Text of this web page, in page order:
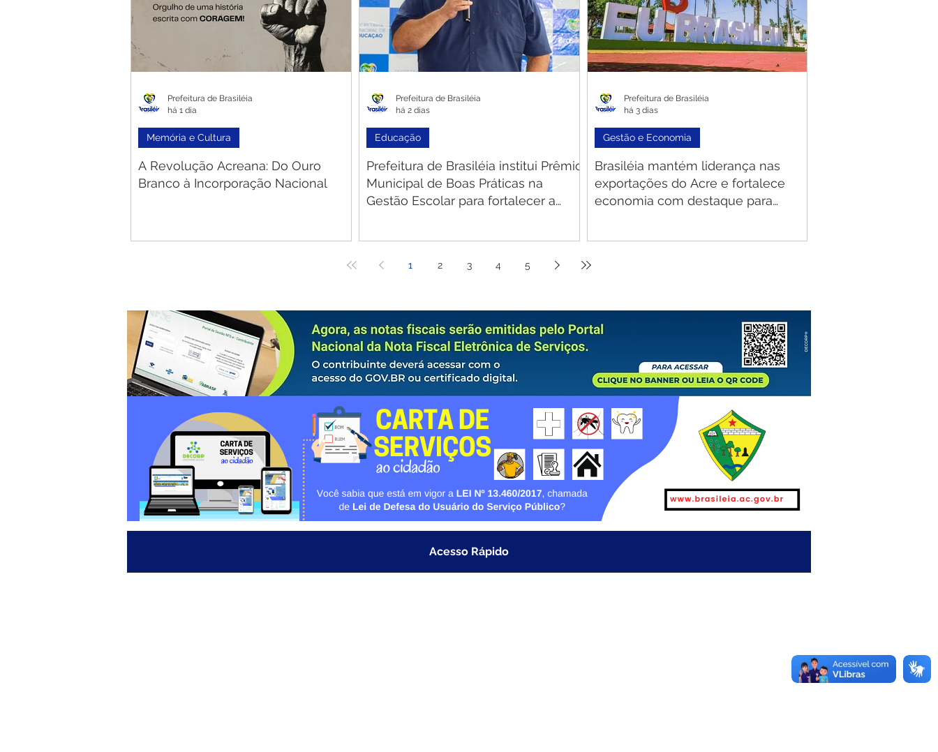
A Revolução Acreana: Do Ouro
Branco à Incorporação Nacional
Memória e Cultura
Prefeitura de Brasiléia
há 1 dia
Prefeitura de Brasiléia institui Prêmio
Municipal de Boas Práticas na
Gestão Escolar para fortalecer a
Educação
Prefeitura de Brasiléia
há 2 dias
Brasiléia mantém liderança nas
exportações do Acre e fortalece
economia com destaque para
Gestão e Economia
Prefeitura de Brasiléia
há 3 dias
1 2 3 4 5
Acesso Rápido